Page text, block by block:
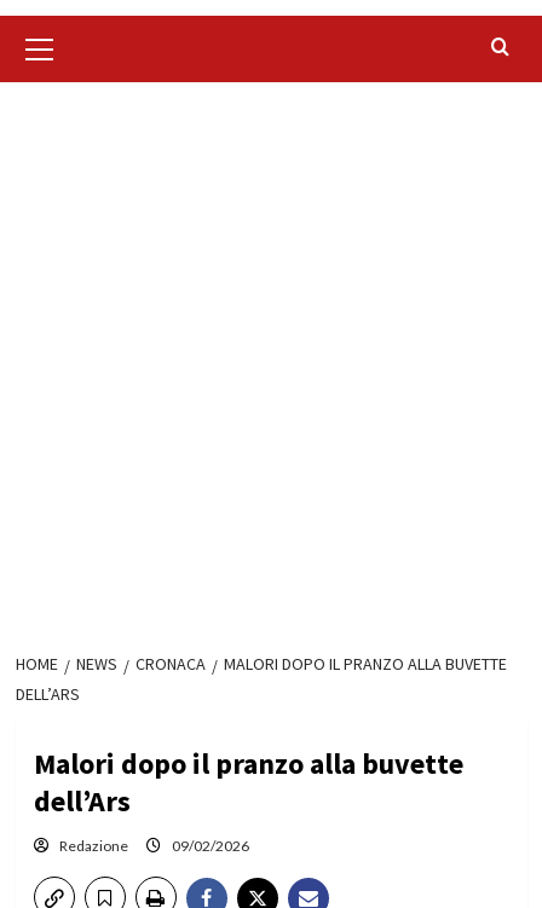
principale
HOME NEWS CRONACA
MALORI DOPO IL PRANZO ALLA BUVETTE
DELL’ARS
Malori dopo il pranzo alla buvette
dell’Ars
Redazione 09/02/2026